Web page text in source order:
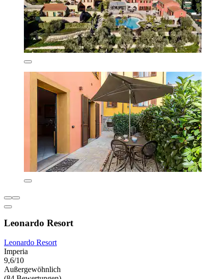
Leonardo Resort
Leonardo Resort
Imperia
9,6/10
Außergewöhnlich